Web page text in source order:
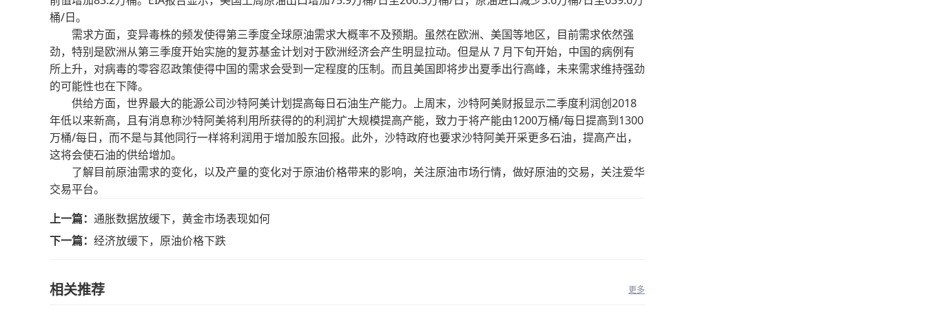
桶/日。
需求方面，变异毒株的频发使得第三季度全球原油需求大概率不及预期。虽然在欧洲、美国等地区，目前需求依然强
劲，特别是欧洲从第三季度开始实施的复苏基金计划对于欧洲经济会产生明显拉动。但是从 7 月下旬开始，中国的病例有
所上升，对病毒的零容忍政策使得中国的需求会受到一定程度的压制。而且美国即将步出夏季出行高峰，未来需求维持强劲
的可能性也在下降。
供给方面，世界最大的能源公司沙特阿美计划提高每日石油生产能力。上周末，沙特阿美财报显示二季度利润创2018
年低以来新高，且有消息称沙特阿美将利用所获得的的利润扩大规模提高产能，致力于将产能由1200万桶/每日提高到1300
万桶/每日，而不是与其他同行一样将利润用于增加股东回报。此外，沙特政府也要求沙特阿美开采更多石油，提高产出，
这将会使石油的供给增加。
了解目前原油需求的变化，以及产量的变化对于原油价格带来的影响，关注原油市场行情，做好原油的交易，关注爱华
交易平台。
上一篇： 通胀数据放缓下，黄金市场表现如何
下一篇： 经济放缓下，原油价格下跌
相关推荐 更多